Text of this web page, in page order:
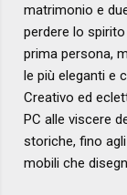
matrimonio e
perdere lo
prima persona,
le più eleganti e
Creativo ed
PC alle viscere
storiche, fino
mobili che